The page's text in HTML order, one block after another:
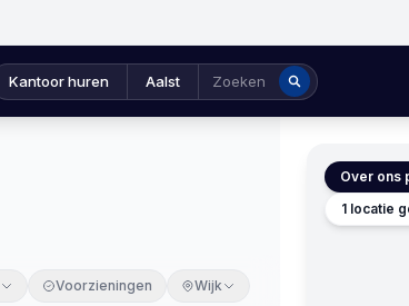
Kantoor huren Aalst Zoeken
Voorzieningen Wijk
Over ons
1 locatie